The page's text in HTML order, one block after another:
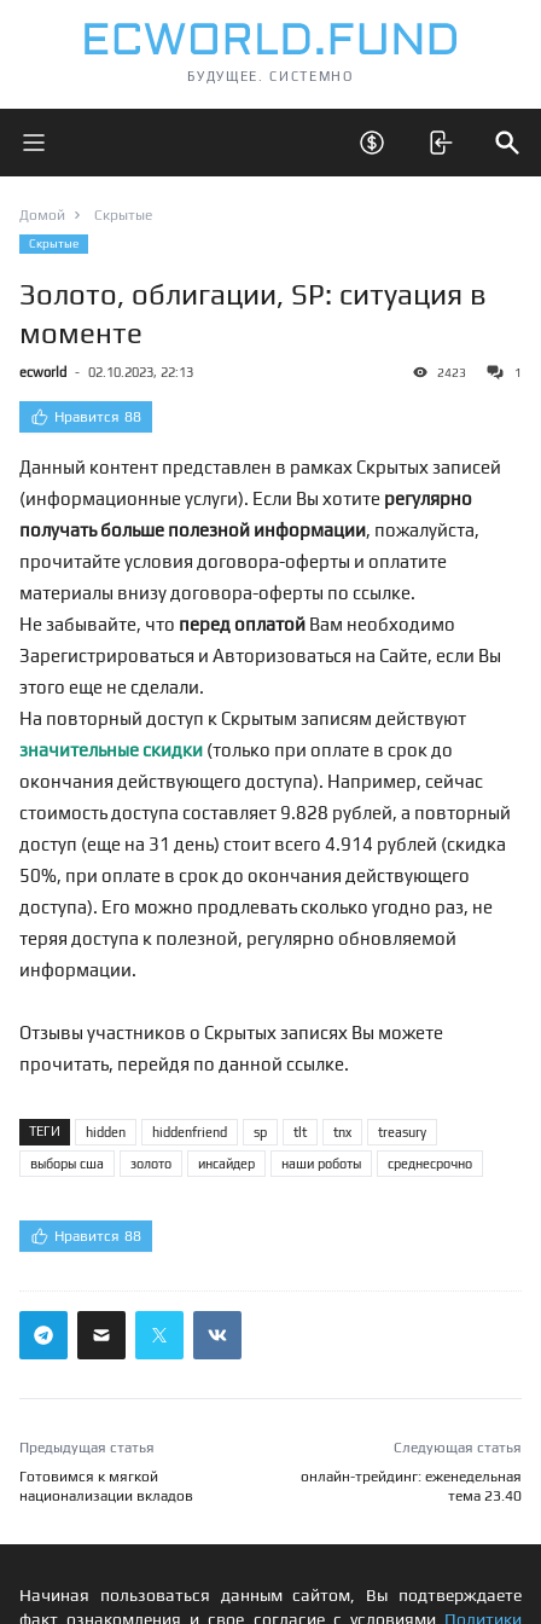
БУДУЩЕЕ. СИСТЕМНО
Открыть главное меню Открыть скрытые
Домой Скрытые
Скрытые
Золото, облигации, SP: ситуация в
моменте
ecworld - 02.10.2023, 22:13 2423 1
Нравится 88
Данный контент представлен в рамках Скрытых записей
(информационные услуги). Если Вы хотите регулярно
получать больше полезной информации, пожалуйста,
прочитайте условия договора-оферты и оплатите
материалы внизу договора-оферты по ссылке.
Не забывайте, что перед оплатой Вам необходимо
Зарегистрироваться и Авторизоваться на Сайте, если Вы
этого еще не сделали.
На повторный доступ к Скрытым записям действуют
значительные скидки (только при оплате в срок до
окончания действующего доступа). Например, сейчас
стоимость доступа составляет 9.828 рублей, а повторный
доступ (еще на 31 день) стоит всего 4.914 рублей (скидка
50%, при оплате в срок до окончания действующего
доступа). Его можно продлевать сколько угодно раз, не
теряя доступа к полезной, регулярно обновляемой
информации.
Отзывы участников о Скрытых записях Вы можете
прочитать, перейдя по данной ссылке.
ТЕГИ hidden hiddenfriend sp tlt tnx treasury
выборы сша золото инсайдер наши роботы среднесрочно
Нравится 88
Предыдущая статья
Готовимся к мягкой
национализации вкладов
Следующая статья
онлайн-трейдинг: еженедельная
тема 23.40
Начиная пользоваться данным сайтом, Вы подтверждаете
факт ознакомления и свое согласие с условиями Политики